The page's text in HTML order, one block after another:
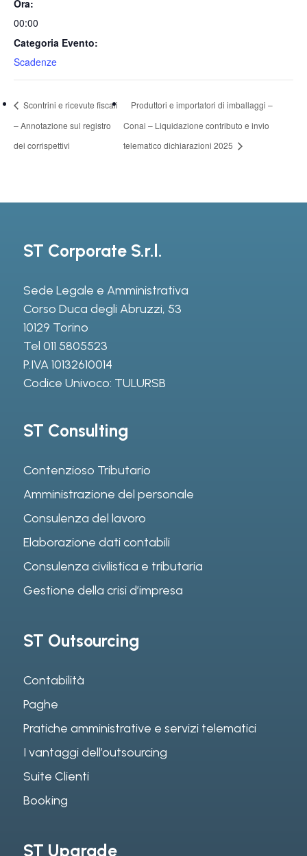
Ora:
00:00
Categoria Evento:
Scadenze
Scontrini e ricevute fiscali
– Annotazione sul registro
dei corrispettivi
Produttori e importatori di imballaggi –
Conai – Liquidazione contributo e invio
telematico dichiarazioni 2025
ST Corporate S.r.l.
Sede Legale e Amministrativa
Corso Duca degli Abruzzi, 53
10129 Torino
Tel 011 5805523
P.IVA 10132610014
Codice Univoco: TULURSB
ST Consulting
Contenzioso Tributario
Amministrazione del personale
Consulenza del lavoro
Elaborazione dati contabili
Consulenza civilistica e tributaria
Gestione della crisi d’impresa
ST Outsourcing
Contabilità
Paghe
Pratiche amministrative e servizi telematici
I vantaggi dell’outsourcing
Suite Clienti
Booking
ST Upgrade